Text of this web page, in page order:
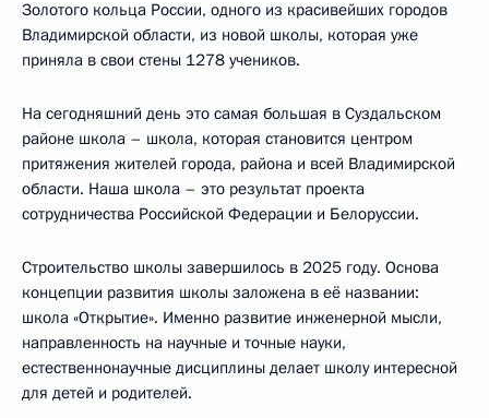
Золотого кольца России, одного из красивейших городов
Владимирской области, из новой школы, которая уже
приняла в свои стены 1278 учеников.
На сегодняшний день это самая большая в Суздальском
районе школа – школа, которая становится центром
притяжения жителей города, района и всей Владимирской
области. Наша школа – это результат проекта
сотрудничества Российской Федерации и Белоруссии.
Строительство школы завершилось в 2025 году. Основа
концепции развития школы заложена в её названии:
школа «Открытие». Именно развитие инженерной мысли,
направленность на научные и точные науки,
естественнонаучные дисциплины делает школу интересной
для детей и родителей.